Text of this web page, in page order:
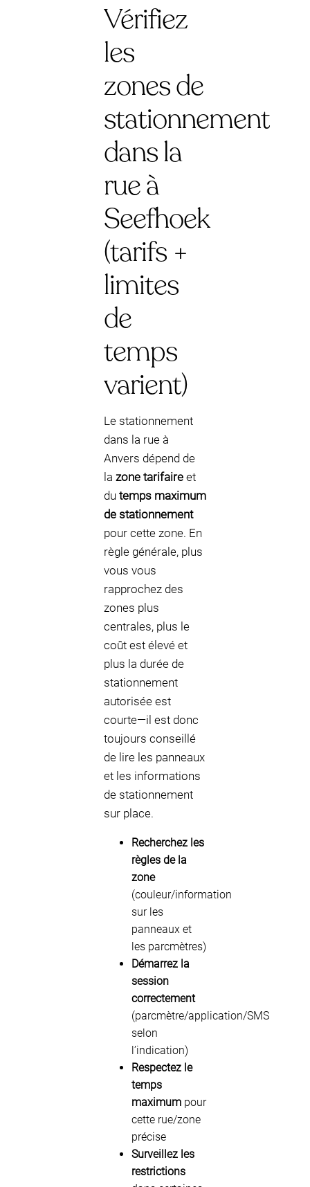
Vérifiez
les
zones de
stationnement
dans la
rue à
Seefhoek
(tarifs +
limites
de
temps
varient)
Le stationnement
dans la rue à
Anvers dépend de
la zone tarifaire et
du temps maximum
de stationnement
pour cette zone. En
règle générale, plus
vous vous
rapprochez des
zones plus
centrales, plus le
coût est élevé et
plus la durée de
stationnement
autorisée est
courte—il est donc
toujours conseillé
de lire les panneaux
et les informations
de stationnement
sur place.
Recherchez les
règles de la
zone
(couleur/information
sur les
panneaux et
les parcmètres)
Démarrez la
session
correctement
(parcmètre/application/SMS
selon
l’indication)
Respectez le
temps
maximum pour
cette rue/zone
précise
Surveillez les
restrictions